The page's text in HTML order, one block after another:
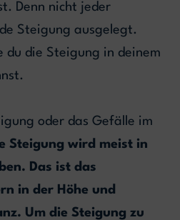
Denn nicht jeder
Steigung ausgelegt.
du die Steigung in deinem
oder das Gefälle im
Steigung wird meist in
Das ist das
in der Höhe und
Um die Steigung zu